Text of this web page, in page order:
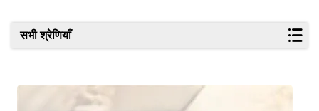
सभी श्रेणियाँ